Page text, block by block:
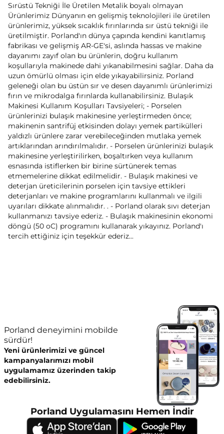
Sırüstü Tekniği İle Üretilen Metalik boyalı olmayan
Ürünlerimiz Dünyanın en gelişmiş teknolojileri ile üretilen
ürünlerimiz, yüksek sıcaklık fırınlarında sır üstü tekniği ile
üretilmiştir. Porland'ın dünya çapında kendini kanıtlamış
fabrikası ve gelişmiş AR-GE'si, aslında hassas ve makine
dayanımı zayıf olan bu ürünlerin, doğru kullanım
koşullarıyla makinede dahi yıkanabilmesini sağlar. Daha da
uzun ömürlü olması için elde yıkayabilirsiniz. Porland
geleneği olan bu üstün sır ve desen dayanımlı ürünlerimizi
fırın ve mikrodalga fırınlarda kullanabilirsiniz. Bulaşık
Makinesi Kullanım Koşulları Tavsiyeleri; - Porselen
ürünlerinizi bulaşık makinesine yerleştirmeden önce;
makinenin santrifüj etkisinden dolayı yemek partikülleri
yaldızlı ürünlere zarar verebileceğinden mutlaka yemek
artıklarından arındırılmalıdır. - Porselen ürünlerinizi bulaşık
makinesine yerleştirilirken, boşaltırken veya kullanım
esnasında istiflerken bir birine sürtünerek temas
etmemelerine dikkat edilmelidir. - Bulaşık makinesi ve
deterjan üreticilerinin porselen için tavsiye ettikleri
deterjanları ve makine programlarını kullanmalı ve ilgili
uyarıları dikkate alınmalıdır. . - Porland olarak sıvı deterjan
kullanmanızı tavsiye ederiz. - Bulaşık makinesinin ekonomi
döngü (50 oC) programını kullanarak yıkayınız. Porland'ı
tercih ettiğiniz için teşekkür ederiz...
Porland deneyimini mobilde
sürdür!
Yeni ürünlerimizi ve güncel
kampanyalarımızı mobil
uygulamamız üzerinden takip
edebilirsiniz.
Porland Uygulamasını Hemen İndir